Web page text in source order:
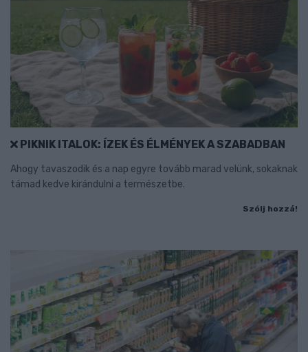
PIKNIK ITALOK: ÍZEK ÉS ÉLMÉNYEK A SZABADBAN
Ahogy tavaszodik és a nap egyre tovább marad velünk, sokaknak
támad kedve kirándulni a természetbe.
Szólj hozzá!